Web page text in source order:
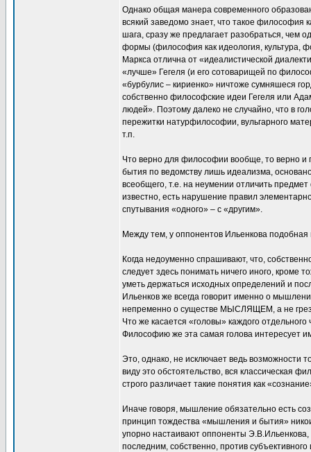
Однако общая манера современного
всякий заведомо знает, что такое философия
шага, сразу же предлагает разобраться, чем
формы (философия как идеология, культура,
Маркса отлична от «идеалистической
«лучше» Гегеля (и его сотоварищей по
«бурбулис – кириенко» ничтоже сумняшеся
собственно философские идеи Гегеля или
людей». Поэтому далеко не случайно, что в
пережитки натурфилософии, вульгарного
т.п.
Что верно для философии вообще, то верно и
бытия по ведомству лишь идеализма,
всеобщего, т.е. на неумении отличить
известно, есть нарушение правил
спутывания «одного» – с «другим».
Между тем, у оппонентов Ильенкова подобная
Когда недоуменно спрашивают, что,
следует здесь понимать ничего иного,
уметь держаться исходных определений и
Ильенков же всегда говорит именно о
непременно о существе МЫСЛЯЩЕМ, а не
Что же касается «головы» каждого
Философию же эта самая голова интересует
Это, однако, не исключает ведь возможности
виду это обстоятельство, вся классическая
строго различает такие понятия как
Иначе говоря, мышление обязательно есть
принцип тождества «мышления и бытия»
упорно настаивают оппоненты
последним, собственно, против